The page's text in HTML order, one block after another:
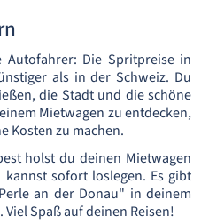
Die Spritpreise in
als in der Schweiz. Du
die Stadt und die schöne
Mietwagen zu entdecken,
Kosten zu machen.
holst du deinen Mietwagen
sofort loslegen. Es gibt
an der Donau" in deinem
Spaß auf deinen Reisen!